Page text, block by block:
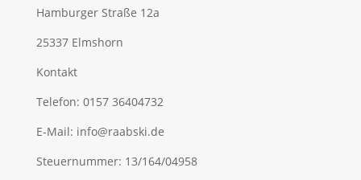
Hamburger Straße 12a
25337 Elmshorn
Kontakt
Telefon: 0157 36404732
E-Mail: info@raabski.de
Steuernummer: 13/164/04958